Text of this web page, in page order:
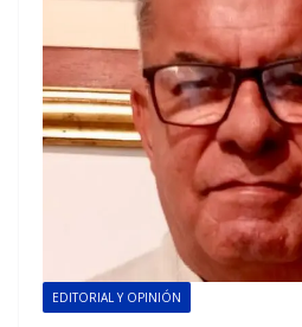
EDITORIAL Y OPINIÓN